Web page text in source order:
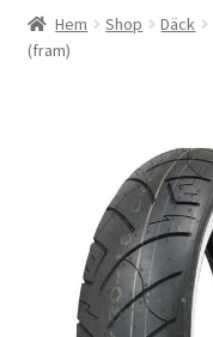
Slangar & fälgband
Däcktest
Märken
Hem Shop Däck
(fram)